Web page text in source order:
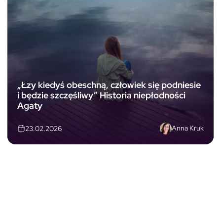
„Łzy kiedyś obeschną, człowiek się podniesie
i będzie szczęśliwy” Historia niepłodności
Agaty
23.02.2026 Anna Kruk